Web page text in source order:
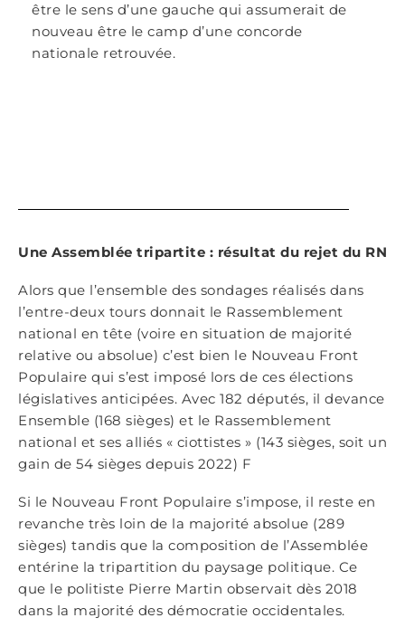
être le sens d’une gauche qui assumerait de
nouveau être le camp d’une concorde
nationale retrouvée.
Une Assemblée tripartite : résultat du rejet du RN
Alors que l’ensemble des sondages réalisés dans
l’entre-deux tours donnait le Rassemblement
national en tête (voire en situation de majorité
relative ou absolue) c’est bien le Nouveau Front
Populaire qui s’est imposé lors de ces élections
législatives anticipées. Avec 182 députés, il devance
Ensemble (168 sièges) et le Rassemblement
national et ses alliés « ciottistes » (143 sièges, soit un
gain de 54 sièges depuis 2022) F
Si le Nouveau Front Populaire s’impose, il reste en
revanche très loin de la majorité absolue (289
sièges) tandis que la composition de l’Assemblée
entérine la tripartition du paysage politique. Ce
que le politiste Pierre Martin observait dès 2018
dans la majorité des démocratie occidentales.